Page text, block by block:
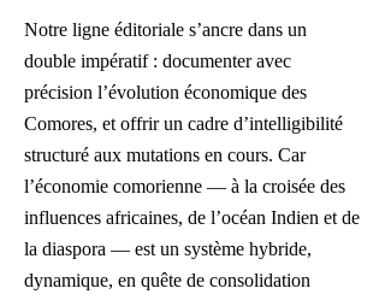
Notre ligne éditoriale s’ancre dans un
double impératif : documenter avec
précision l’évolution économique des
Comores, et offrir un cadre d’intelligibilité
structuré aux mutations en cours. Car
l’économie comorienne — à la croisée des
influences africaines, de l’océan Indien et de
la diaspora — est un système hybride,
dynamique, en quête de consolidation